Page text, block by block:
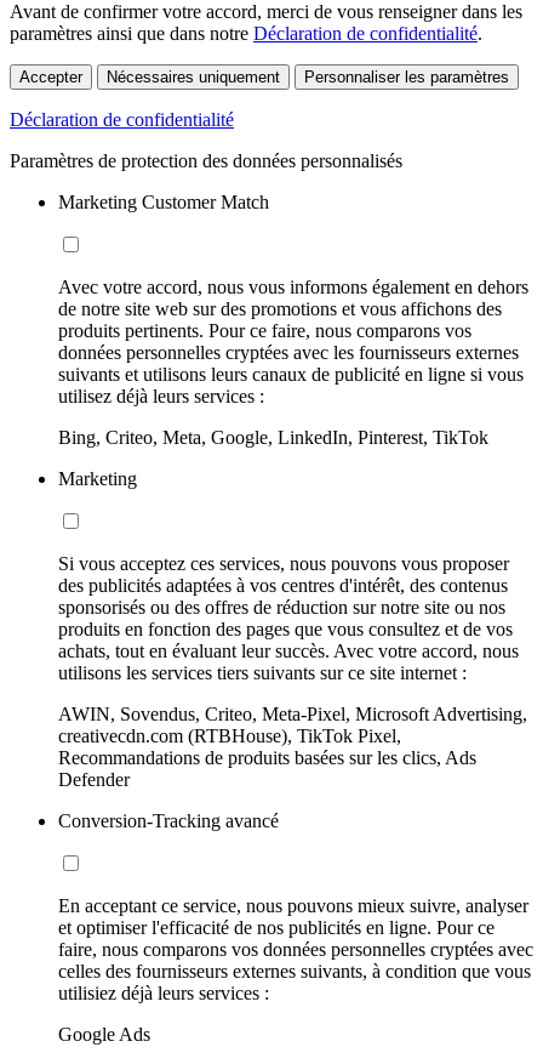
Avant de confirmer votre accord, merci de vous renseigner dans les
paramètres ainsi que dans notre Déclaration de confidentialité.
Accepter Nécessaires uniquement Personnaliser les paramètres
Déclaration de confidentialité
Paramètres de protection des données personnalisés
Marketing Customer Match
Avec votre accord, nous vous informons également en dehors
de notre site web sur des promotions et vous affichons des
produits pertinents. Pour ce faire, nous comparons vos
données personnelles cryptées avec les fournisseurs externes
suivants et utilisons leurs canaux de publicité en ligne si vous
utilisez déjà leurs services :
Bing, Criteo, Meta, Google, LinkedIn, Pinterest, TikTok
Marketing
Si vous acceptez ces services, nous pouvons vous proposer
des publicités adaptées à vos centres d'intérêt, des contenus
sponsorisés ou des offres de réduction sur notre site ou nos
produits en fonction des pages que vous consultez et de vos
achats, tout en évaluant leur succès. Avec votre accord, nous
utilisons les services tiers suivants sur ce site internet :
AWIN, Sovendus, Criteo, Meta-Pixel, Microsoft Advertising,
creativecdn.com (RTBHouse), TikTok Pixel,
Recommandations de produits basées sur les clics, Ads
Defender
Conversion-Tracking avancé
En acceptant ce service, nous pouvons mieux suivre, analyser
et optimiser l'efficacité de nos publicités en ligne. Pour ce
faire, nous comparons vos données personnelles cryptées avec
celles des fournisseurs externes suivants, à condition que vous
utilisiez déjà leurs services :
Google Ads